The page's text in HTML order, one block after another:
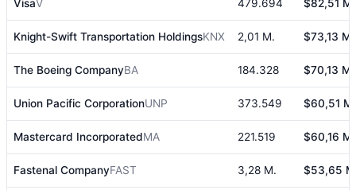
VisaV 479.694 $82,51 M.
Knight-Swift Transportation HoldingsKNX 2,01 M. $73,13 M.
The Boeing CompanyBA 184.328 $70,13 M.
Union Pacific CorporationUNP 373.549 $60,51 M.
Mastercard IncorporatedMA 221.519 $60,16 M.
Fastenal CompanyFAST 3,28 M. $53,65